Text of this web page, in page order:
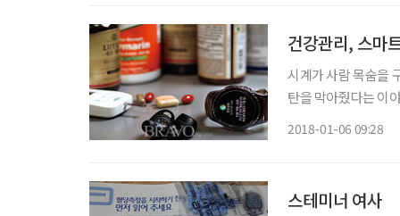
건강관리, 스마
시계가 사람 목숨을
탄을 막아줬다는 이
2018-01-06 09:28
스테미너 여사